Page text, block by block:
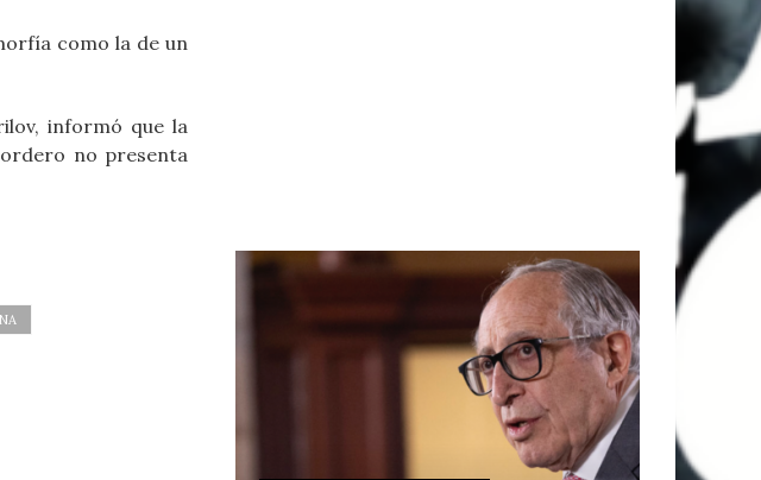
como la de un
informó que la
no presenta